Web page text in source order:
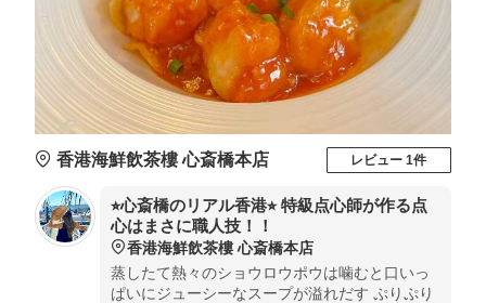
香港海鮮飲茶樓 心斎橋本店 レビュー 1件
⭐︎心斎橋のリアル香港⭐︎ 特級点心師が作る点
心はまさに職人技！！
香港海鮮飲茶樓 心斎橋本店
蒸したて熱々のショウロウポウは噛むと口いっ
ぱいにジューシーなスープが溢れだす ぷりぷり